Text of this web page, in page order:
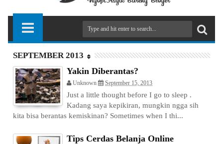
SEPTEMBER 2013
Yakin Diberantas?
Unknown September 15, 2013
Just a little thought before I go to sleep .
Kadang saya kepikiran, mungkin ngga sih
kita bisa berantas kemiskinan? Sometimes when I thi...
Tips Cerdas Belanja Online